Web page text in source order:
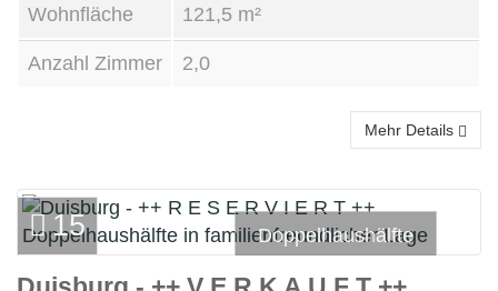
Wohnfläche 121,5 m²
Anzahl Zimmer 2,0
Mehr Details
15 Doppelhaushälfte